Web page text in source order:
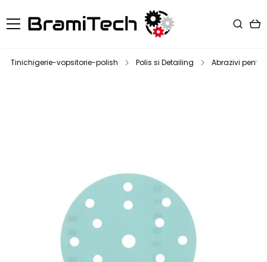
Tinichigerie-vopsitorie-polish Polis si Detailing Abrazivi